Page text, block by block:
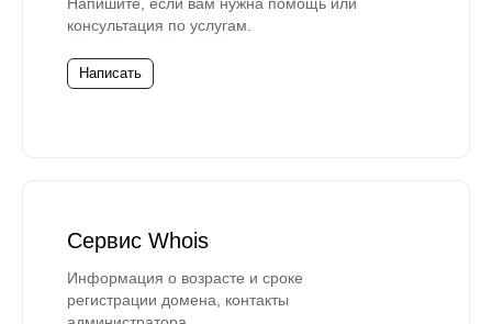
консультация по услугам.
Написать
Сервис Whois
Информация о возрасте и сроке
регистрации домена, контакты